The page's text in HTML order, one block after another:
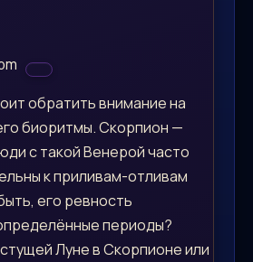
обратить внимание на
биоритмы. Скорпион —
с такой Венерой часто
к приливам-отливам
его ревность
периоды?
Луне в Скорпионе или